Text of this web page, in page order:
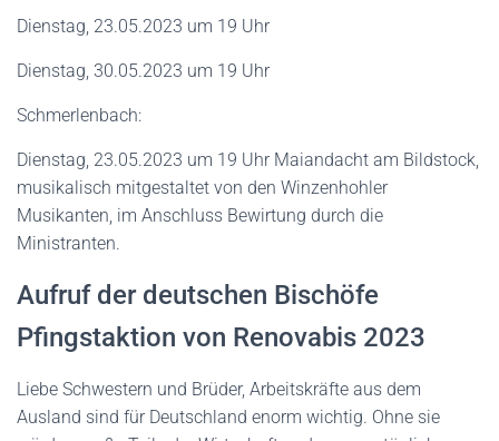
Dienstag, 23.05.2023 um 19 Uhr
Dienstag, 30.05.2023 um 19 Uhr
Schmerlenbach:
Dienstag, 23.05.2023 um 19 Uhr Maiandacht am Bildstock,
musikalisch mitgestaltet von den Winzenhohler
Musikanten, im Anschluss Bewirtung durch die
Ministranten.
Aufruf der deutschen Bischöfe
Pfingstaktion von Renovabis 2023
Liebe Schwestern und Brüder, Arbeitskräfte aus dem
Ausland sind für Deutschland enorm wichtig. Ohne sie